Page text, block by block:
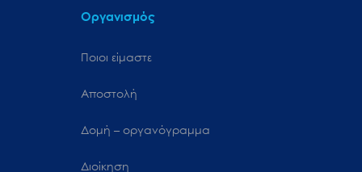
Οργανισμός
Ποιοι είμαστε
Αποστολή
Δομή – οργανόγραμμα
Διοίκηση